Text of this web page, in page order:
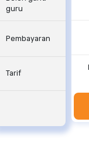
guru
Pembayaran
Tarif